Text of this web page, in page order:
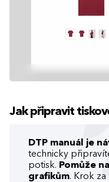
Jak připravit
DTP manuál je
technicky
potisk. Pomůže
grafikům. Krok